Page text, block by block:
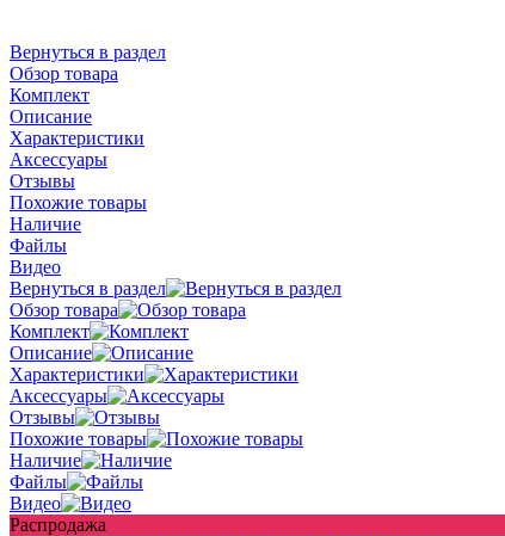
Вернуться в раздел
Обзор товара
Комплект
Описание
Характеристики
Аксессуары
Отзывы
Похожие товары
Наличие
Файлы
Видео
Вернуться в раздел
Обзор товара
Комплект
Описание
Характеристики
Аксессуары
Отзывы
Похожие товары
Наличие
Файлы
Видео
Распродажа